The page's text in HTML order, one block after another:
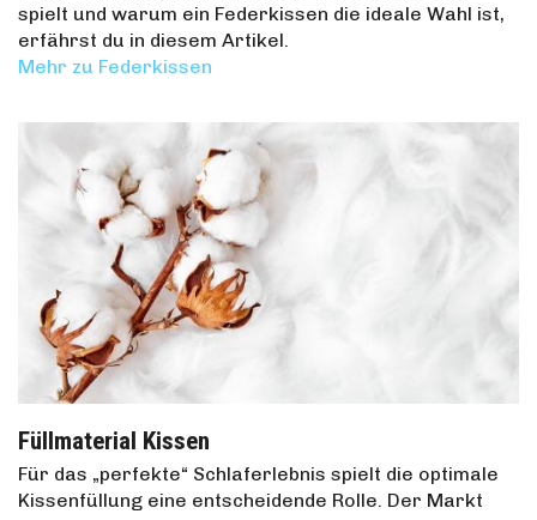
spielt und warum ein Federkissen die ideale Wahl ist,
erfährst du in diesem Artikel.
Mehr zu Federkissen
Füllmaterial Kissen
Für das „perfekte“ Schlaferlebnis spielt die optimale
Kissenfüllung eine entscheidende Rolle. Der Markt